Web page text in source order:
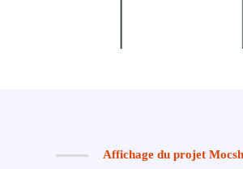
Affichage du projet